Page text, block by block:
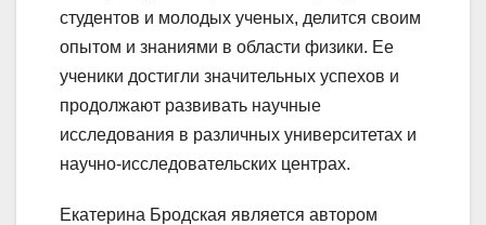
студентов и молодых ученых, делится своим
опытом и знаниями в области физики. Ее
ученики достигли значительных успехов и
продолжают развивать научные
исследования в различных университетах и
научно-исследовательских центрах.
Екатерина Бродская является автором